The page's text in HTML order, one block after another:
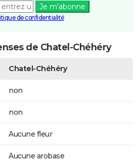
Je m'abonne
de confidentialité
de Chatel-Chéhéry
Chatel-Chéhéry
non
non
Aucune fleur
Aucune arobase